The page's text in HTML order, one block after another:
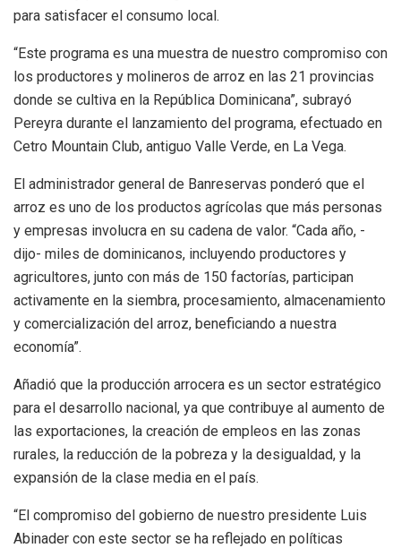
para satisfacer el consumo local.
“Este programa es una muestra de nuestro compromiso con
los productores y molineros de arroz en las 21 provincias
donde se cultiva en la República Dominicana”, subrayó
Pereyra durante el lanzamiento del programa, efectuado en
Cetro Mountain Club, antiguo Valle Verde, en La Vega.
El administrador general de Banreservas ponderó que el
arroz es uno de los productos agrícolas que más personas
y empresas involucra en su cadena de valor. “Cada año, -
dijo- miles de dominicanos, incluyendo productores y
agricultores, junto con más de 150 factorías, participan
activamente en la siembra, procesamiento, almacenamiento
y comercialización del arroz, beneficiando a nuestra
economía”.
Añadió que la producción arrocera es un sector estratégico
para el desarrollo nacional, ya que contribuye al aumento de
las exportaciones, la creación de empleos en las zonas
rurales, la reducción de la pobreza y la desigualdad, y la
expansión de la clase media en el país.
“El compromiso del gobierno de nuestro presidente Luis
Abinader con este sector se ha reflejado en políticas